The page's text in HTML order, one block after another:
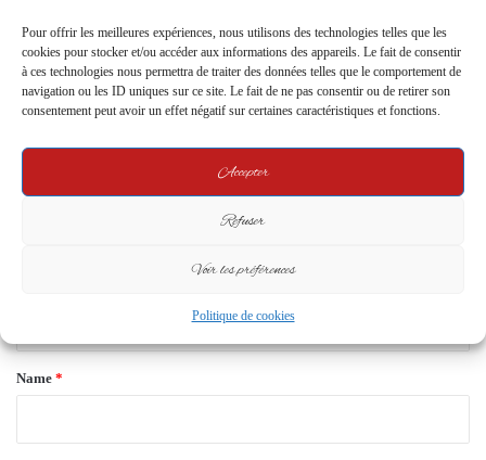
Pour offrir les meilleures expériences, nous utilisons des technologies telles que les
cookies pour stocker et/ou accéder aux informations des appareils. Le fait de consentir
à ces technologies nous permettra de traiter des données telles que le comportement de
navigation ou les ID uniques sur ce site. Le fait de ne pas consentir ou de retirer son
consentement peut avoir un effet négatif sur certaines caractéristiques et fonctions.
Accepter
Refuser
Voir les préférences
Politique de cookies
Leave a Reply
Your email address will not be published. Required fields are marked*
*
Name *